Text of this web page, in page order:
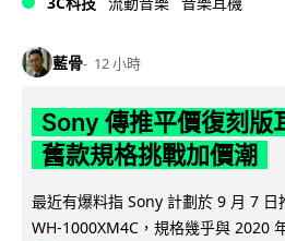
藍骨 12 小時
Sony 傳推平價復刻
舊款規格挑戰加價潮
最近有爆料指 Sony 計劃於 9 月 7
WH-1000XM4C，規格幾乎與 2020